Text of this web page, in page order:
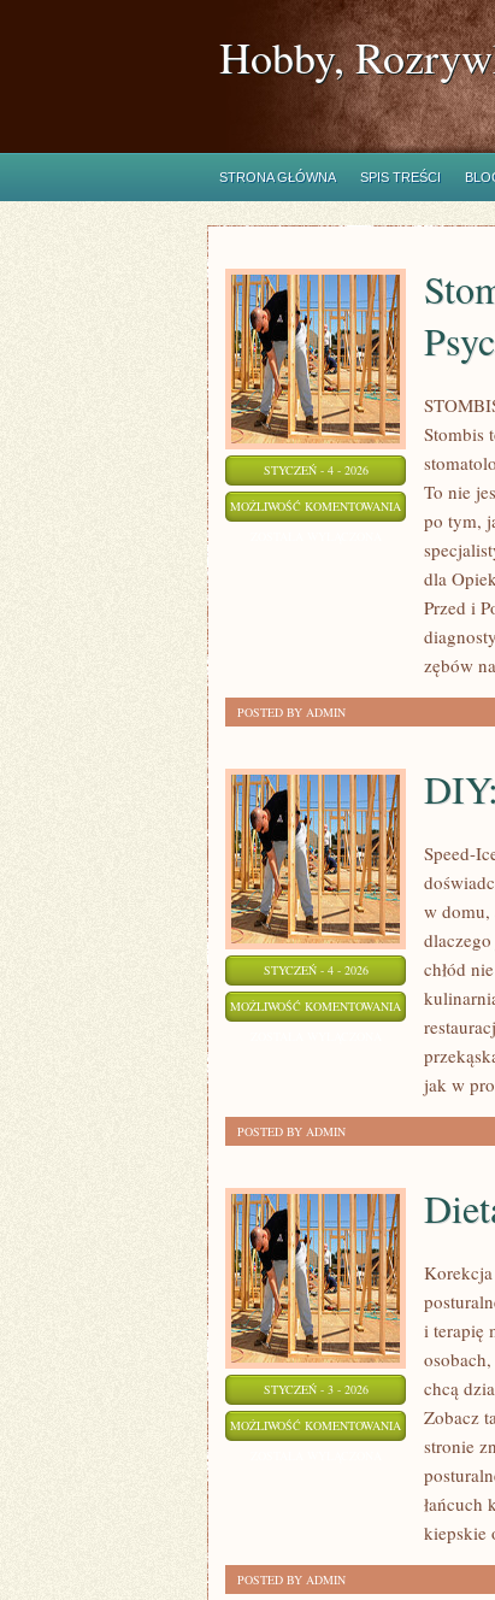
Hobby,
STRONA GŁÓWNA SPIS TREŚCI
STYCZEŃ - 4 - 2026
MOŻLIWOŚĆ KOMENTOWANIA STOMATOLOGIA
ESTETYCZNA
Stombis
To nie
po tym,
dla
Przed i
zębów na
POSTED BY ADMIN
STYCZEŃ - 4 - 2026
MOŻLIWOŚĆ KOMENTOWANIA
ZROBIĆ
WAFLE
Speed-
w domu,
chłód
jak w
POSTED BY ADMIN
STYCZEŃ - 3 - 2026
MOŻLIWOŚĆ KOMENTOWANIA DIETA
KRĘGOSŁUP
STAWY
i terapię
chcą
Zobacz
stronie
łańcuch
kiepskie
POSTED BY ADMIN